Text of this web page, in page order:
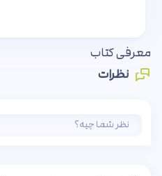
معرفی کتاب
نظرات